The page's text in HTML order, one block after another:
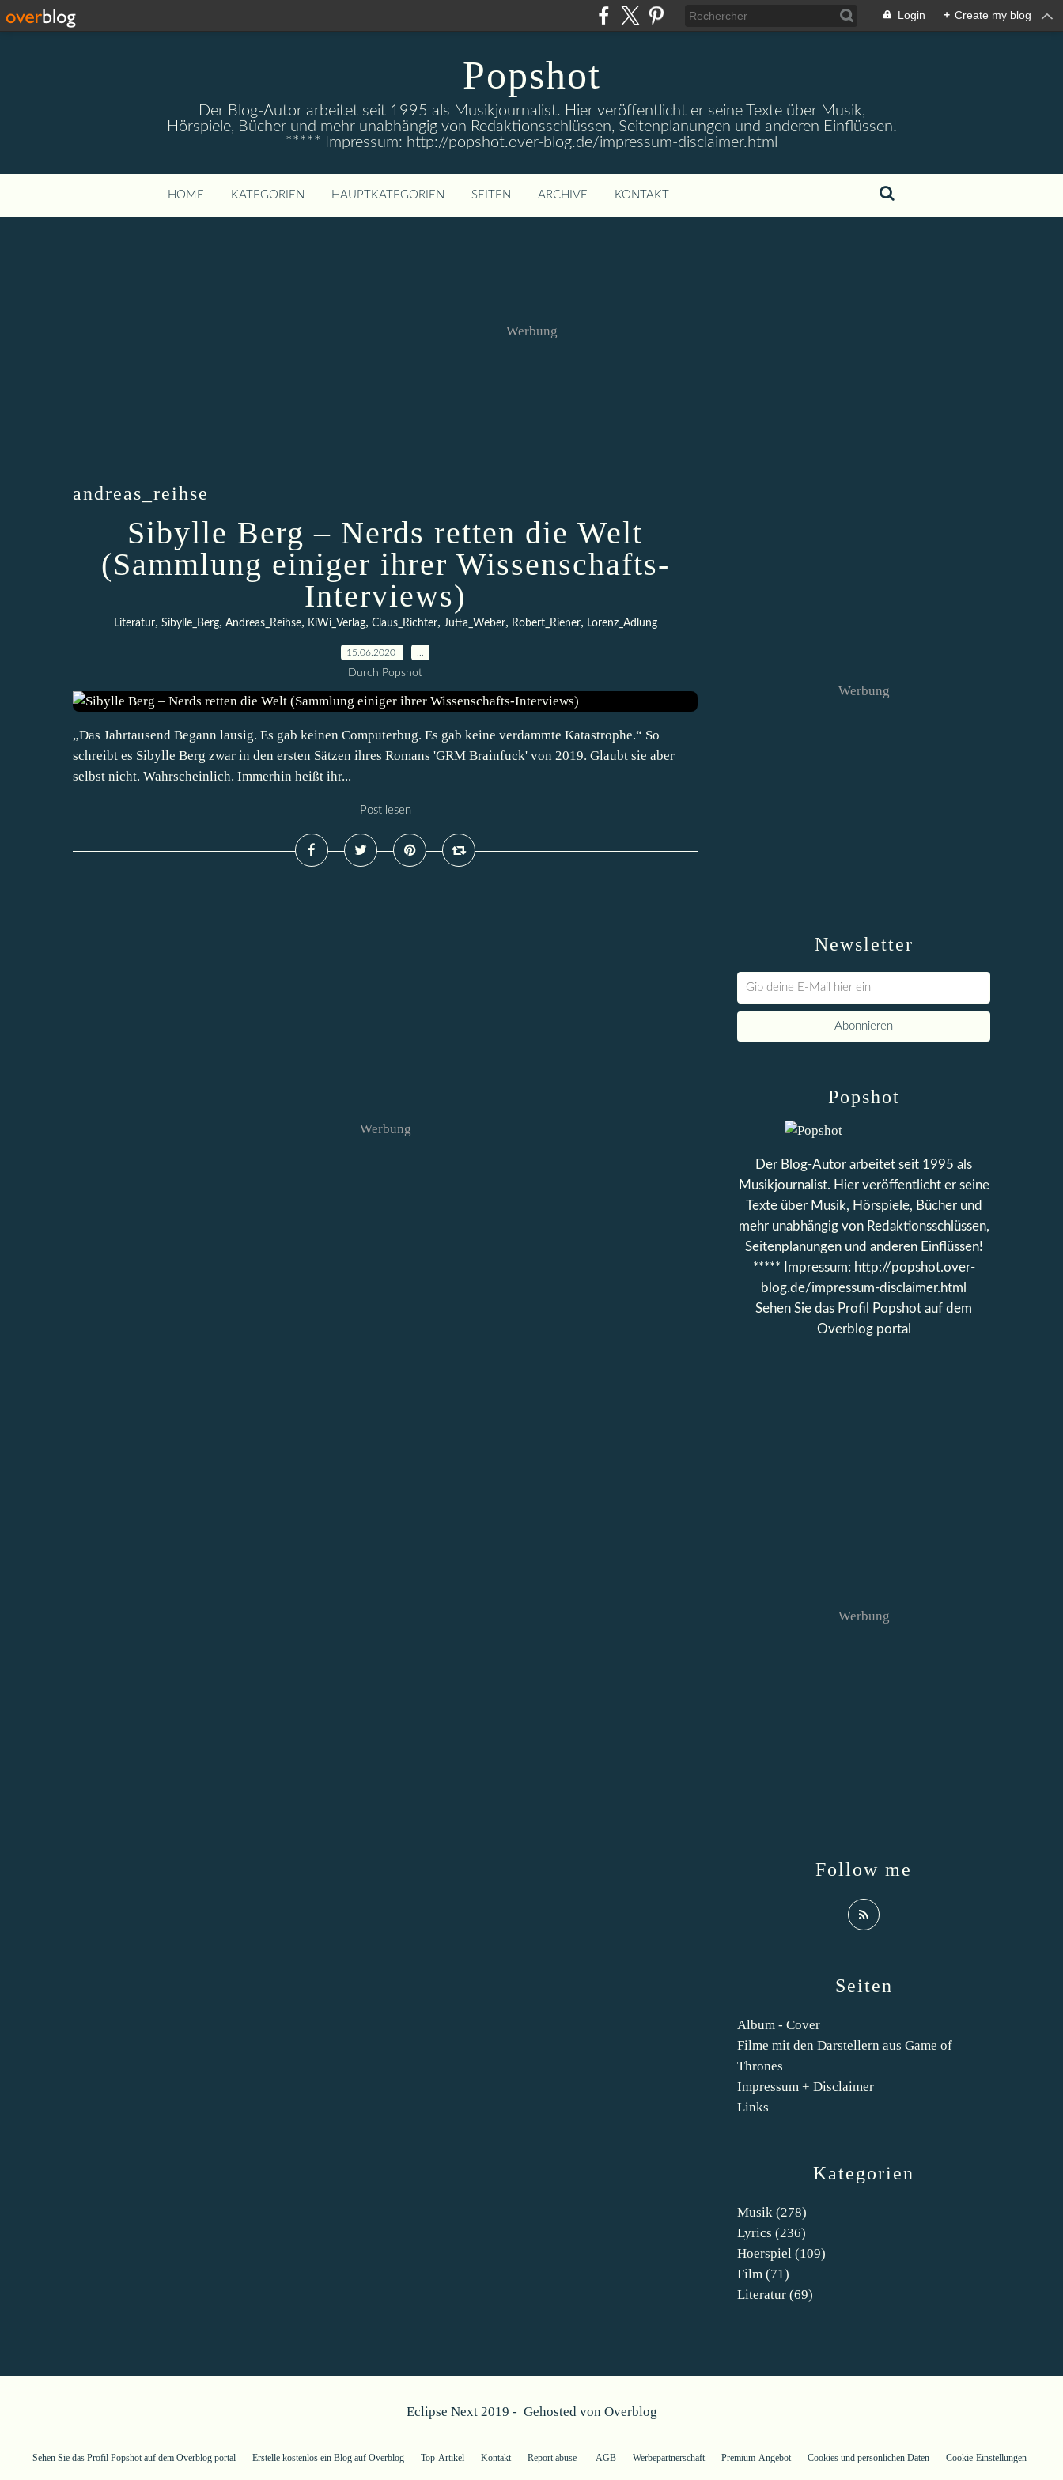
Login + Create my blog
Popshot
Der Blog-Autor arbeitet seit 1995 als Musikjournalist. Hier veröffentlicht er seine Texte über Musik,
Hörspiele, Bücher und mehr unabhängig von Redaktionsschlüssen, Seitenplanungen und anderen Einflüssen!
***** Impressum: http://popshot.over-blog.de/impressum-disclaimer.html
HOME KATEGORIEN HAUPTKATEGORIEN SEITEN ARCHIVE KONTAKT
Werbung
andreas_reihse
Sibylle Berg – Nerds retten die Welt
(Sammlung einiger ihrer Wissenschafts-
Interviews)
Literatur, Sibylle_Berg, Andreas_Reihse, KiWi_Verlag, Claus_Richter, Jutta_Weber, Robert_Riener, Lorenz_Adlung
15.06.2020
Durch Popshot
„Das Jahrtausend Begann lausig. Es gab keinen Computerbug. Es gab keine verdammte Katastrophe.“ So
schreibt es Sibylle Berg zwar in den ersten Sätzen ihres Romans 'GRM Brainfuck' von 2019. Glaubt sie aber
selbst nicht. Wahrscheinlich. Immerhin heißt ihr...
Post lesen
Werbung
Newsletter
Werbung
Kategorien
Musik (278)
Lyrics (236)
Hoerspiel (109)
Film (71)
Literatur (69)
Seiten
Album - Cover
Filme mit den Darstellern aus Game of
Thrones
Impressum + Disclaimer
Links
Popshot
Der Blog-Autor arbeitet seit 1995 als
Musikjournalist. Hier veröffentlicht er seine
Texte über Musik, Hörspiele, Bücher und
mehr unabhängig von Redaktionsschlüssen,
Seitenplanungen und anderen Einflüssen!
***** Impressum: http://popshot.over-
blog.de/impressum-disclaimer.html
Sehen Sie das Profil
Popshot auf dem
Overblog portal
Follow me
Werbung
Eclipse Next 2019 - Gehosted von Overblog
Sehen Sie das Profil Popshotauf dem Overblog portal Erstelle kostenlos ein Blog auf Overblog Top-Artikel Kontakt Report abuse AGB Werbepartnerschaft Premium-Angebot Cookies und persönlichen Daten Cookie-Einstellungen